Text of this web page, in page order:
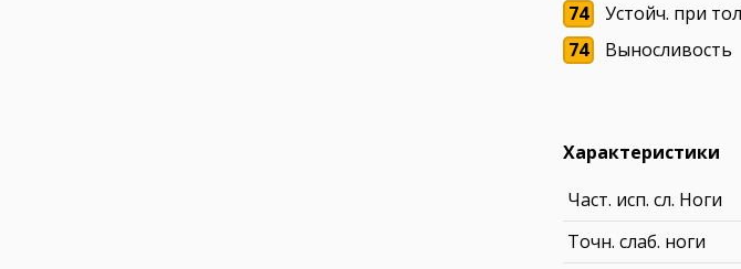
74
Устойч. при
74
Выносливость
Характеристики
Част. исп. сл. Ноги
Точн. слаб. ноги